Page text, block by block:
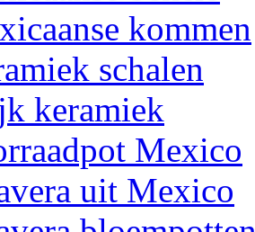
kommen
schalen
keramiek
Mexico
uit Mexico